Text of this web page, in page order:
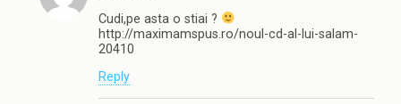
Cudi,pe asta o stiai ?
http://maximamspus.ro/noul-cd-al-lui-salam-
20410
Reply